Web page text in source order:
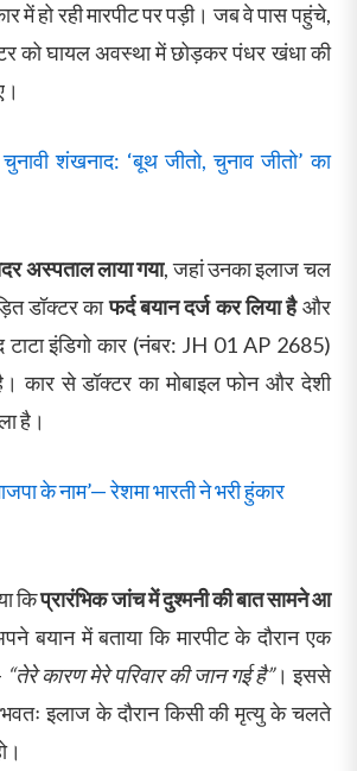
में हो रही मारपीट पर पड़ी। जब वे पास पहुंचे,
को घायल अवस्था में छोड़कर पंधर खंधा की
शंखनाद: ‘बूथ जीतो, चुनाव जीतो’ का
अस्पताल लाया गया, जहां उनका इलाज चल
डॉक्टर काफर्द बयान दर्ज कर लिया हैऔर
इंडिगो कार (नंबर: JH 01 AP 2685)
कार से डॉक्टर का मोबाइल फोन और देशी
है।
के नाम’— रेशमा भारती ने भरी हुंकार
किप्रारंभिक जांच में दुश्मनी की बात सामने आ
बयान में बताया कि मारपीट के दौरान एक
“तेरे कारण मेरे परिवार की जान गई है”। इससे
इलाज के दौरान किसी की मृत्यु के चलते